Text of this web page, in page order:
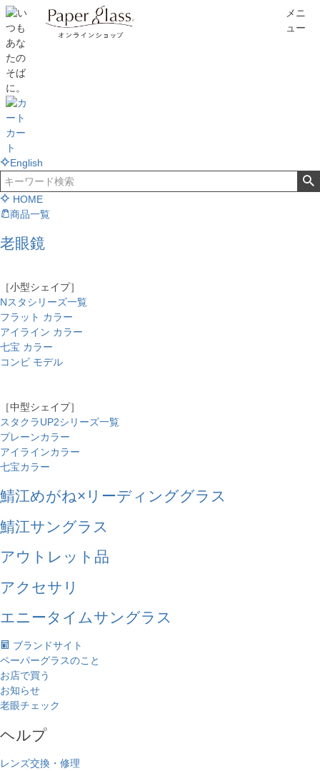
メニ
ュー
カー
ト
English
HOME
商品一覧
老眼鏡
［小型シェイプ］
Nスタシリーズ一覧
フラット カラー
アイライン カラー
七宝 カラー
コンビ モデル
［中型シェイプ］
スタクラUP2シリーズ一覧
プレーンカラー
アイラインカラー
七宝カラー
鯖江めがね×リーディンググラス
鯖江サングラス
アウトレット品
アクセサリ
エニータイムサングラス
ブランドサイト
ペーパーグラスのこと
お店で買う
お知らせ
老眼チェック
ヘルプ
レンズ交換・修理